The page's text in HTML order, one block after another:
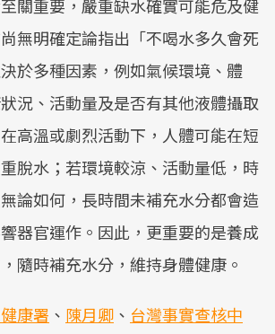
關重要，嚴重缺水確實可能危及健
無明確定論指出「不喝水多久會死
於多種因素，例如氣候環境、體
況、活動量及是否有其他液體攝取
高溫或劇烈活動下，人體可能在短
脫水；若環境較涼、活動量低，時
論如何，長時間未補充水分都會造
器官運作。因此，更重要的是養成
隨時補充水分，維持身體健康。
康署 、 陳月卿 、 台灣事實查核中